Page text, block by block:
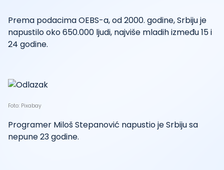
Prema podacima OEBS-a, od 2000. godine, Srbiju je
napustilo oko 650.000 ljudi, najviše mladih između 15 i
24 godine.
Foto: Pixabay
Programer Miloš Stepanović napustio je Srbiju sa
nepune 23 godine.